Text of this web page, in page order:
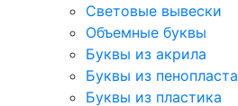
Световые вывески
Объемные буквы
Буквы из акрила
Буквы из пенопласта
Буквы из пластика